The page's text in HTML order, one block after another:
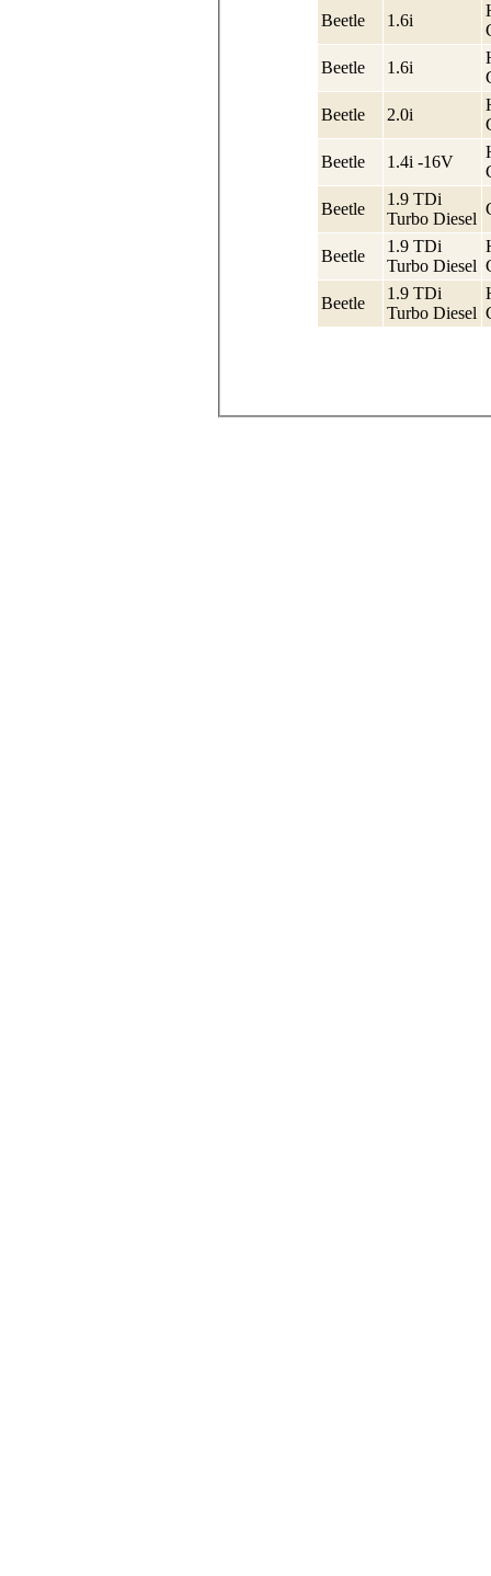
Beetle 1.6i
Beetle
1.6i
Beetle
2.0i
Beetle
1.4i -16V
Beetle
1.9 TDi
Turbo Diesel
Beetle
1.9 TDi
Turbo Diesel
Beetle
1.9 TDi
Turbo Diesel